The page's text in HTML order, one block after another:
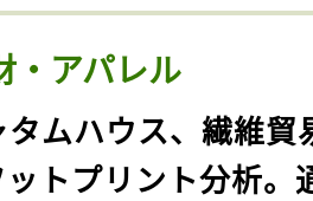
・アパレル
タムハウス、繊維貿
トプリント分析。